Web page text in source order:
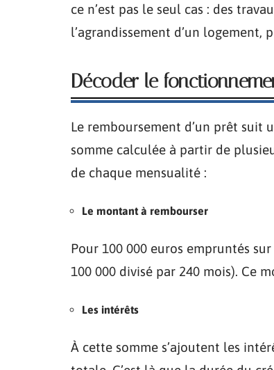
ce n’est pas le seul cas : des
l’agrandissement d’un logement,
Décoder le
Le remboursement d’un prêt suit
somme calculée à partir de
de chaque mensualité :
Le montant à rembourser
Pour 100 000 euros empruntés
100 000 divisé par 240 mois). Ce
Les intérêts
À cette somme s’ajoutent les